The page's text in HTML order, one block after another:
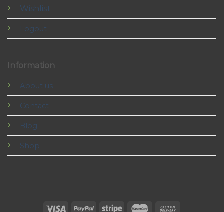
Wishlist
Logout
Information
About us
Contact
Blog
Shop